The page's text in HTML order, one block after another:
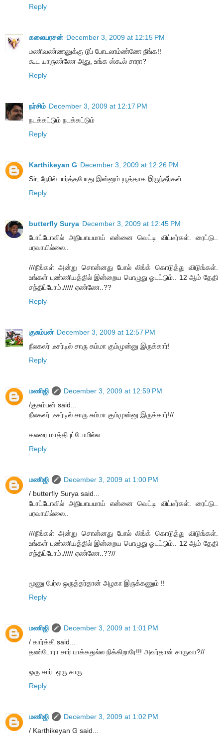
Reply
கலையரசன் December 3, 2009 at 12:15 PM
மணிவண்ணனுக்கு டூப் போடலாம்ண்ணே நீங்க!!
கூட யாருண்ணே அது, உங்க ஸ்கூல் சாரா?
Reply
நர்சிம் December 3, 2009 at 12:17 PM
நடக்கட்டும் நடக்கட்டும்
Reply
Karthikeyan G December 3, 2009 at 12:26 PM
Sir, நேரில் பார்த்தபோது இன்னும் யூத்தாக இருந்தீர்கள்..
Reply
butterfly Surya December 3, 2009 at 12:45 PM
போட்டோவில் அநியாயமாய் என்னை வெட்டி விட்டீர்கள். ரைட்டு..
பரவாயில்லை..
///நீங்கள் அன்று சொன்னது போல் லிங்க் கொடுத்து விடுங்கள்.
உங்கள் புண்ணியத்தில் இன்றைய பொழுது ஓடட்டும்.. 12 ஆம் தேதி
சந்திப்போம்.///// ஏண்ணே..??
Reply
குசும்பன் December 3, 2009 at 12:57 PM
நீலகலர் டீசர்டில் சாரு சும்மா கும்முன்னு இருக்கார்!
Reply
மணிஜி
December 3, 2009 at 12:59 PM
/குசும்பன் said...
நீலகலர் டீசர்டில் சாரு சும்மா கும்முன்னு இருக்கார்!//
கலரை மாத்திபுட்டோமில்ல
Reply
மணிஜி
December 3, 2009 at 1:00 PM
/ butterfly Surya said...
போட்டோவில் அநியாயமாய் என்னை வெட்டி விட்டீர்கள். ரைட்டு..
பரவாயில்லை..
///நீங்கள் அன்று சொன்னது போல் லிங்க் கொடுத்து விடுங்கள்.
உங்கள் புண்ணியத்தில் இன்றைய பொழுது ஓடட்டும்.. 12 ஆம் தேதி
சந்திப்போம்.///// ஏண்ணே..??//
மூணு பேர்ல ஒருத்தர்தான் அழகா இருக்கணும் !!
Reply
மணிஜி
December 3, 2009 at 1:01 PM
/ கார்க்கி said...
தண்டோரா சார் பாக்கதுல்ல நிக்கிறாரே!!! அவர்தான் சாருவா?//
ஒரு சார்..ஒரு சாரு..
Reply
மணிஜி
December 3, 2009 at 1:02 PM
/ Karthikeyan G said...